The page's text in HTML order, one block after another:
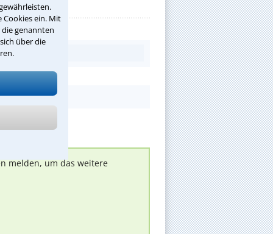
Cookies ein. Mit
genannten
über die
melden, um das weitere